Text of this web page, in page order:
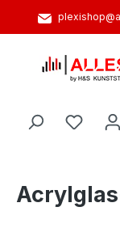
springen